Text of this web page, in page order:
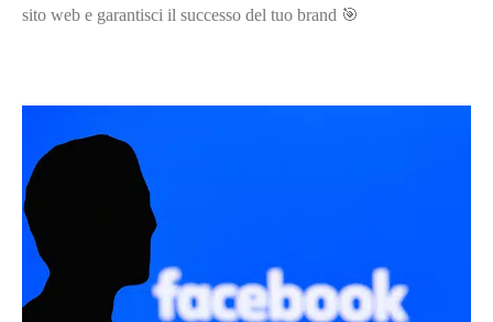
sito web e garantisci il successo del tuo brand 🎯